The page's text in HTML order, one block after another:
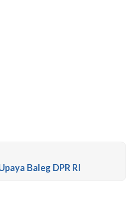
Baleg DPR RI